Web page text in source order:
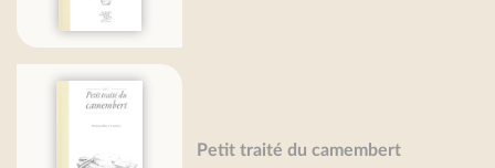
Petit traité du camembert